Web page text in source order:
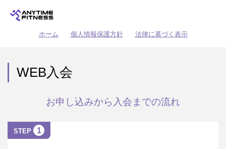
ホーム 個人情報保護方針 法律に基づく表示
WEB入会
お申し込みから入会までの流れ
STEP 1